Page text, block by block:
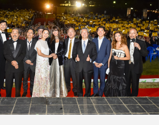
美容医療｜AI
これから
GWI調査から読み解く2030年の
都市型スパ――身近なウェルネ
の次世代モデル
2026.08.06
注目の企画